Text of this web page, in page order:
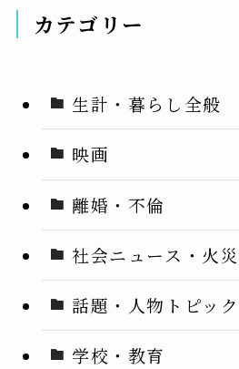
カテゴリー
生計・暮らし全般
映画
離婚・不倫
社会ニュース・火災
話題・人物トピッ
学校・教育